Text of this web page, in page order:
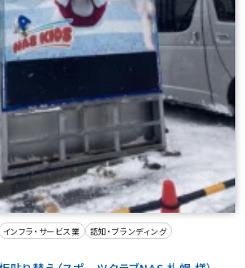
インフラ・サービス業
認知・ブランディング